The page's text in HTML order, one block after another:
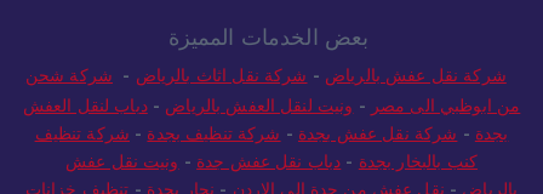
بعض الخدمات المميزة
شركة نقل عفش بالرياض شركة نقل اثاث بالرياض
شركة شحن
من ابوظبي الى مصر- ونيت لنقل العفش بالرياض
دباب لنقل العفش
بجدة- شركة نقل عفش بجدة - شركة تنظيف بجدة
شركة تنظيف
كنب بالبخار بجدة
دباب نقل عفش جدة-
ونيت نقل عفش